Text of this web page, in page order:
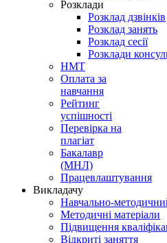
Розклади
Розклад дзвінків
Розклад занять
Розклад сесії
Розклади
НМТ
Оплата за
навчання
Рейтинг
успішності
Перевірка на
плагіат
Бакалавр
(МНЛ)
Працевлаштування
Викладачу
Навчально-
Методичні матеріали
Підвищення
Відкриті заняття